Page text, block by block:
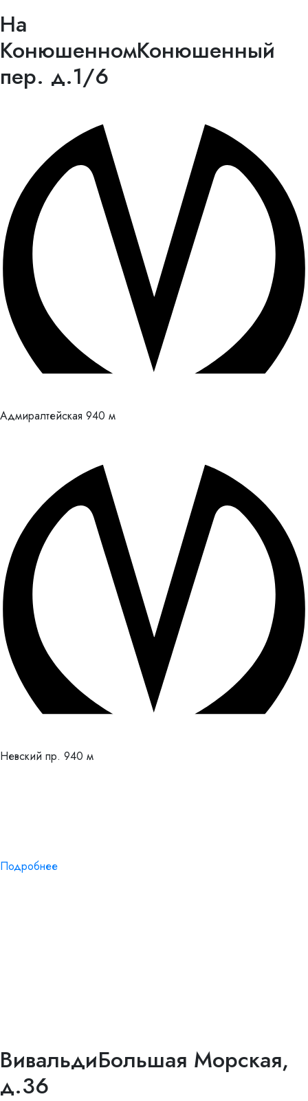
На
КонюшенномКонюшенный
пер. д.1/6
Адмиралтейская 940 м
Невский пр. 940 м
Подробнее
ВивальдиБольшая Морская,
д.36